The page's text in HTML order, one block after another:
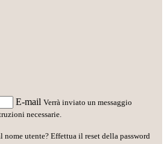
E-mail Verrà inviato un messaggio
necessarie.
nome utente? Effettua il reset della password